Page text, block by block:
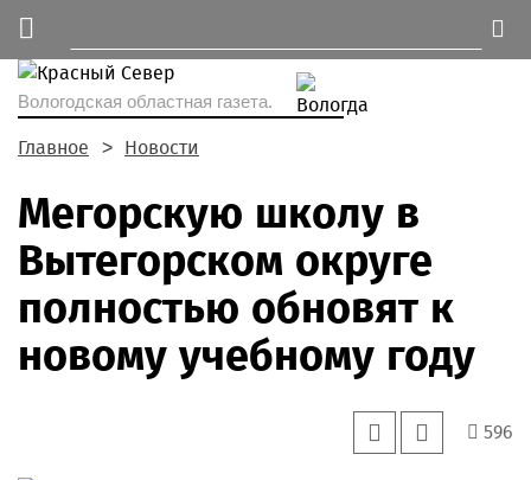
Вологодская областная газета.
Главное Новости
Мегорскую школу в
Вытегорском округе
полностью обновят к
новому учебному году
596